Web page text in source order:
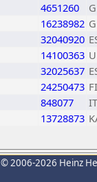
4651260
16238982
32040920
14100363
32025637
24250473
848077
13728873
© 2006-2026 Heinz